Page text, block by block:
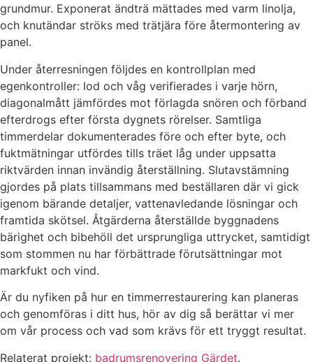
grundmur. Exponerat ändträ mättades med varm linolja,
och knutändar ströks med trätjära före återmontering av
panel.
Under återresningen följdes en kontrollplan med
egenkontroller: lod och våg verifierades i varje hörn,
diagonalmått jämfördes mot förlagda snören och förband
efterdrogs efter första dygnets rörelser. Samtliga
timmerdelar dokumenterades före och efter byte, och
fuktmätningar utfördes tills träet låg under uppsatta
riktvärden innan invändig återställning. Slutavstämning
gjordes på plats tillsammans med beställaren där vi gick
igenom bärande detaljer, vattenavledande lösningar och
framtida skötsel. Åtgärderna återställde byggnadens
bärighet och bibehöll det ursprungliga uttrycket, samtidigt
som stommen nu har förbättrade förutsättningar mot
markfukt och vind.
Är du nyfiken på hur en timmerrestaurering kan planeras
och genomföras i ditt hus, hör av dig så berättar vi mer
om vår process och vad som krävs för ett tryggt resultat.
Relaterat projekt: badrumsrenovering Gärdet.